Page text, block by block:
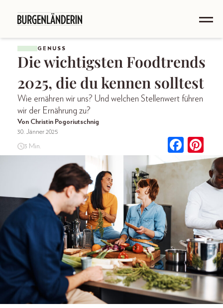
GENUSS
Die wichtigsten Foodtrends
2025, die du kennen solltest
Wie ernähren wir uns? Und welchen Stellenwert führen
wir der Ernährung zu?
Von Christin Pogoriutschnig
30. Jänner 2025
3 Min.